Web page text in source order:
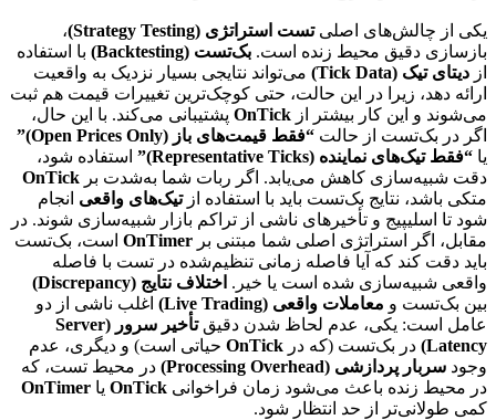
یکی از چالش‌های اصلیتست استراتژی (Strategy Testing)
،
بازسازی دقیق محیط زنده است. بک‌تست (Backtesting)
با استفاده
از دیتای تیک (Tick Data)
می‌تواند نتایجی بسیار نزدیک به واقعیت
ارائه دهد، زیرا در این حالت، حتی کوچک‌ترین تغییرات قیمت هم ثبت
می‌شوند و این کار بیشتر از OnTick پشتیبانی می‌کند. با این حال،
اگر در بک‌تست از حالت “فقط قیمت‌های باز (Open Prices Only)”
یا “فقط تیک‌های نماینده (Representative Ticks)”
استفاده شود،
دقت شبیه‌سازی کاهش می‌یابد. اگر ربات شما به‌شدت بر OnTick
متکی باشد، نتایج بک‌تست باید با استفاده ازتیک‌های واقعی انجام
شود تا اسلیپیج و تأخیرهای ناشی از تراکم بازار شبیه‌سازی شوند. در
مقابل، اگر استراتژی اصلی شما مبتنی بر OnTimer است، بک‌تست
باید دقت کند که آیا فاصله زمانی تنظیم‌شده در تست با فاصله
واقعی شبیه‌سازی شده است یا خیر. اختلاف نتایج (Discrepancy)
بین بک‌تست و معاملات واقعی (Live Trading)
اغلب ناشی از دو
عامل است: یکی، عدم لحاظ شدن دقیق
تأخیر سرور (Server
Latency) در بک‌تست (که در OnTick حیاتی است) و دیگری، عدم
وجود سربار پردازشی (Processing Overhead)
در محیط تست، که
در محیط زنده باعث می‌شود زمان فراخوانی OnTick یا OnTimer
کمی طولانی‌تر از حد انتظار شود.